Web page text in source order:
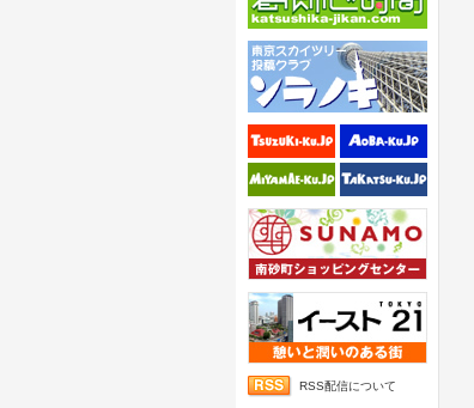
RSS配信について